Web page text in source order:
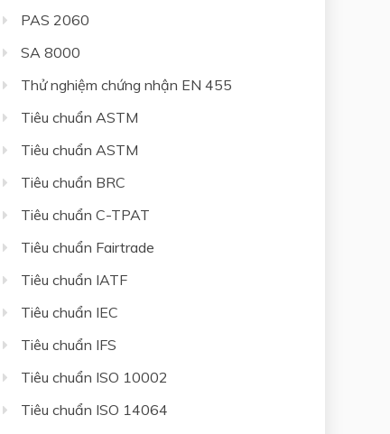
PAS 2060
SA 8000
Thử nghiệm chứng nhận EN 455
Tiêu chuẩn ASTM
Tiêu chuẩn ASTM
Tiêu chuẩn BRC
Tiêu chuẩn C-TPAT
Tiêu chuẩn Fairtrade
Tiêu chuẩn IATF
Tiêu chuẩn IEC
Tiêu chuẩn IFS
Tiêu chuẩn ISO 10002
Tiêu chuẩn ISO 14064